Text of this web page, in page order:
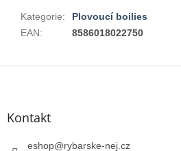
Kategorie:
Plovoucí boilies
EAN: 8586018022750
Z
Kontakt
eshop@rybarske-nej.cz